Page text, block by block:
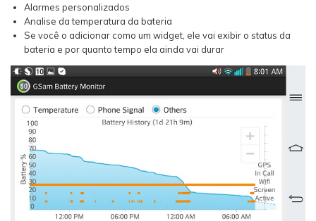
Alarmes personalizados
Analise da temperatura da bateria
Se você o adicionar como um widget, ele vai exibir o status da
bateria e por quanto tempo ela ainda vai durar